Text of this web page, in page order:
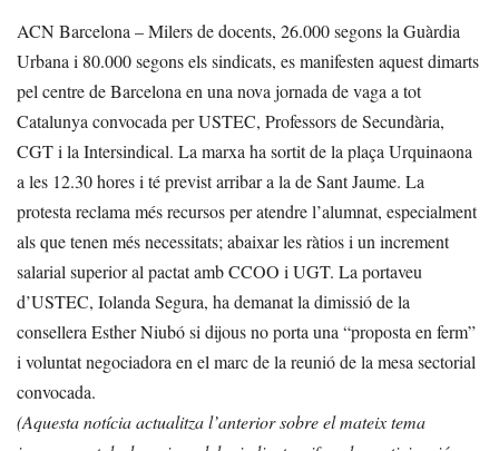
ACN Barcelona – Milers de docents, 26.000 segons la Guàrdia
Urbana i 80.000 segons els sindicats, es manifesten aquest dimarts
pel centre de Barcelona en una nova jornada de vaga a tot
Catalunya convocada per USTEC, Professors de Secundària,
CGT i la Intersindical. La marxa ha sortit de la plaça Urquinaona
a les 12.30 hores i té previst arribar a la de Sant Jaume. La
protesta reclama més recursos per atendre l’alumnat, especialment
als que tenen més necessitats; abaixar les ràtios i un increment
salarial superior al pactat amb CCOO i UGT. La portaveu
d’USTEC, Iolanda Segura, ha demanat la dimissió de la
consellera Esther Niubó si dijous no porta una “proposta en ferm”
i voluntat negociadora en el marc de la reunió de la mesa sectorial
convocada.
(Aquesta notícia actualitza l’anterior sobre el mateix tema